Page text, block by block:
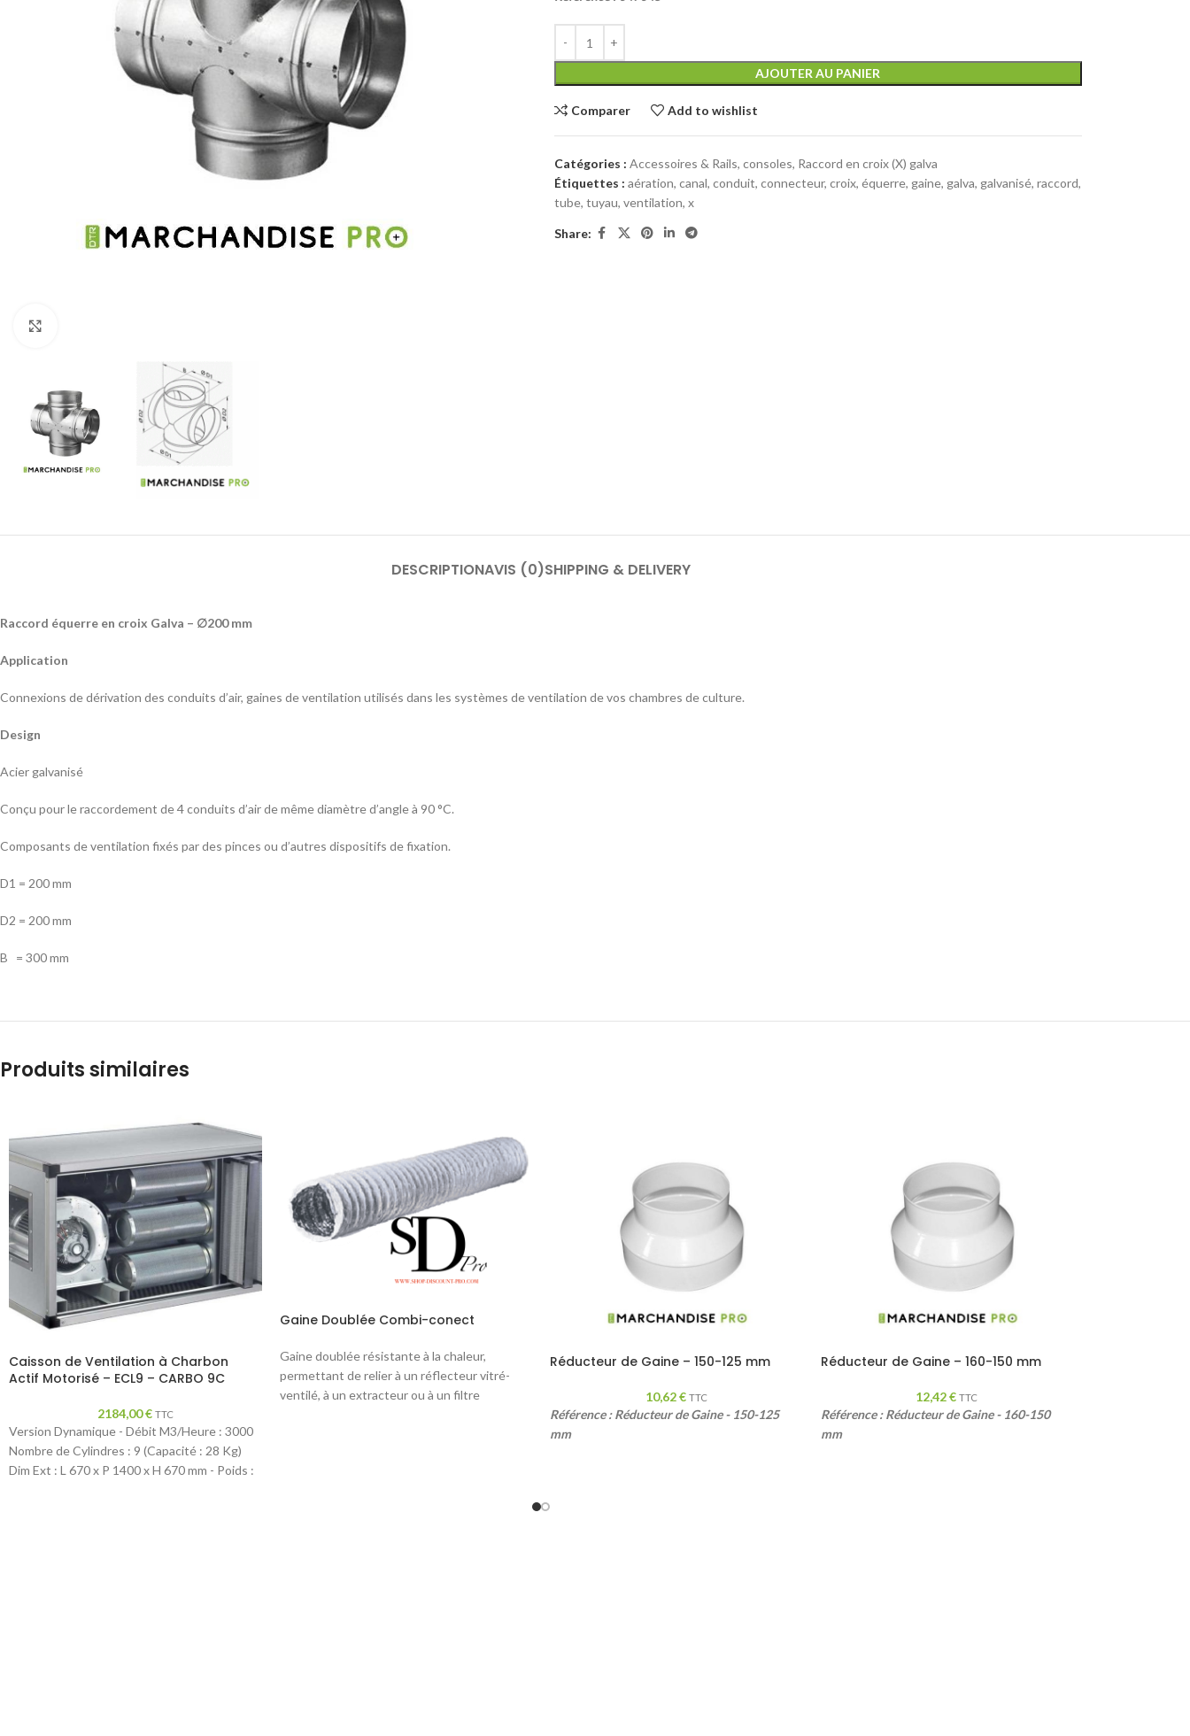
AJOUTER AU PANIER
Comparer Add to wishlist
Catégories : Accessoires & Rails, consoles, Raccord en croix (X) galva
Étiquettes : aération, canal, conduit, connecteur, croix, équerre, gaine, galva, galvanisé, raccord,
tube, tuyau, ventilation, x
Share:
DESCRIPTIONAVIS (0)SHIPPING & DELIVERY
Raccord équerre en croix Galva – ∅200 mm
Application
Connexions de dérivation des conduits d’air, gaines de ventilation utilisés dans les systèmes de ventilation de vos chambres de culture.
Design
Acier galvanisé
Conçu pour le raccordement de 4 conduits d’air de même diamètre d’angle à 90 °C.
Composants de ventilation fixés par des pinces ou d’autres dispositifs de fixation.
D1 = 200 mm
D2 = 200 mm
B = 300 mm
Produits similaires
Caisson de Ventilation à Charbon
Actif Motorisé – ECL9 – CARBO 9C
2184,00€ TTC
Version Dynamique - Débit M3/Heure : 3000
Nombre de Cylindres : 9 (Capacité : 28 Kg)
Dim Ext : L 670 x P 1400 x H 670 mm - Poids :
Gaine Doublée Combi-conect
Gaine doublée résistante à la chaleur,
permettant de relier à un réflecteur vitré-
ventilé, à un extracteur ou à un filtre
Réducteur de Gaine – 150-125 mm
10,62€ TTC
Référence : Réducteur de Gaine - 150-125
mm
Réducteur de Gaine – 160-150 mm
12,42€ TTC
Référence : Réducteur de Gaine - 160-150
mm